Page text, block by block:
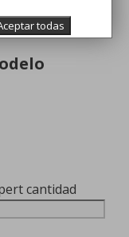
cantidad
todas